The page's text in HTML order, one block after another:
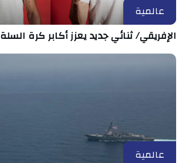
عالمية
الإفريقي/ ثنائي جديد يعزز أكابر كرة السلة
عالمية